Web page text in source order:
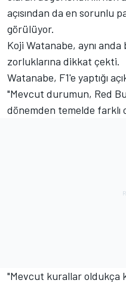
açısından da en sorunlu
görülüyor.
Koji Watanabe, aynı
zorluklarına dikkat çekti.
Watanabe, F1'e yaptığı
"Mevcut durumun, Red
dönemden temelde
"Mevcut kurallar oldukça